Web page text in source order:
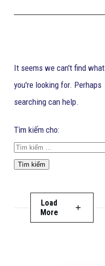
It seems we can't find what
you're looking for. Perhaps
searching can help.
Tìm kiếm cho:
Load
More